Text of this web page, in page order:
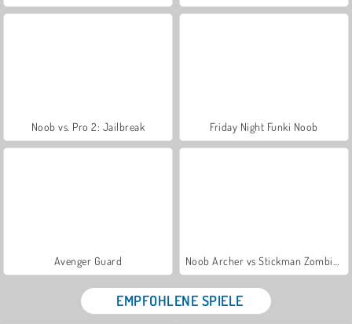
Noob vs. Pro 2: Jailbreak Friday Night Funki Noob
Avenger Guard
EMPFOHLENE SPIELE